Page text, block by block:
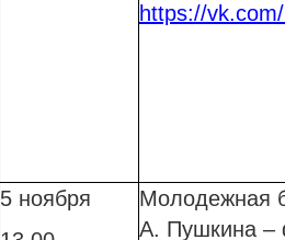
https://
5 ноября
Молодежная
А. Пушкина